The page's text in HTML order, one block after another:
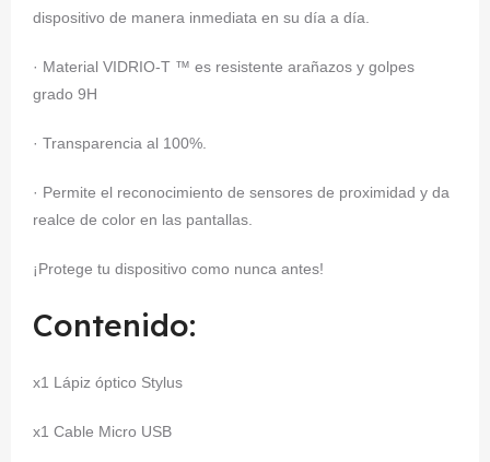
dispositivo de manera inmediata en su día a día.
· Material VIDRIO-T ™ es resistente arañazos y golpes
grado 9H
· Transparencia al 100%.
· Permite el reconocimiento de sensores de proximidad y da
realce de color en las pantallas.
¡Protege tu dispositivo como nunca antes!
Contenido:
x1 Lápiz óptico Stylus
x1 Cable Micro USB